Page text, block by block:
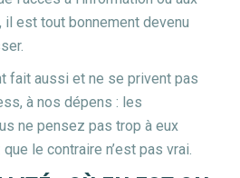
est tout bonnement devenu
fait aussi et ne se privent pas
à nos dépens : les
ne pensez pas trop à eux
le contraire n’est pas vrai.